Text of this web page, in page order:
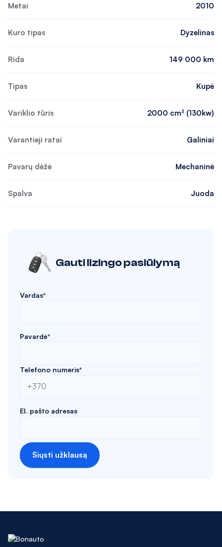
Metai 2010
Kuro tipas Dyzelinas
Rida 149 000 km
Tipas Kupė
Variklio tūris 2000 cm³ (130kw)
Varantieji ratai Galiniai
Pavarų dėžė Mechaninė
Spalva Juoda
Gauti lizingo pasiūlymą
Vardas*
Pavardė*
Telefono numeris*
El. pašto adresas
Siųsti užklausą